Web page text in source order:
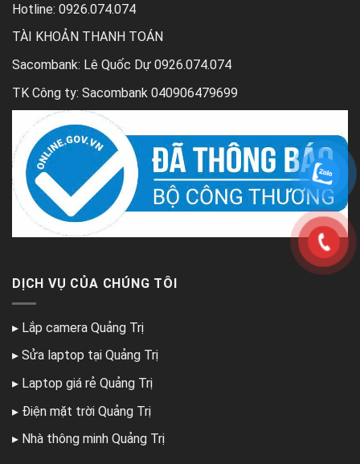
Hotline: 0926.074.074
TÀI KHOẢN THANH TOÁN
Sacombank: Lê Quốc Dự 0926.074.074
TK Công ty: Sacombank 040906479699
DỊCH VỤ CỦA CHÚNG TÔI
▸ Lắp camera Quảng Trị
▸ Sửa laptop tại Quảng Trị
▸ Laptop giá rẻ Quảng Trị
▸ Điện mặt trời Quảng Trị
▸ Nhà thông minh Quảng Trị